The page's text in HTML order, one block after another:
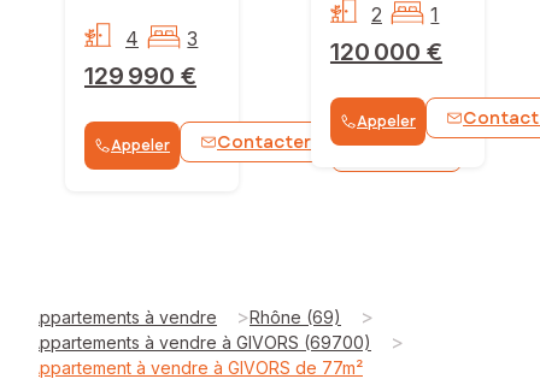
129 990 €
4 3
Appeler Contacter WhatsApp
120 000 €
2 1
Appeler
Appartements à vendre >Rhône (69) >
Appartements à vendre à GIVORS (69700) >
Appartement à vendre à GIVORS de 77m²